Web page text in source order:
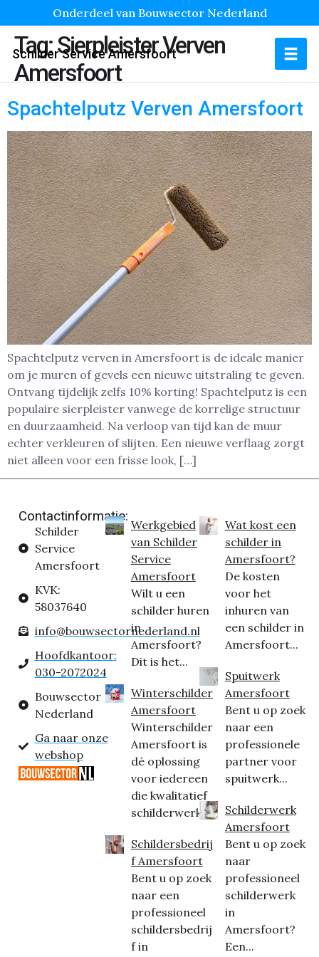
Onderdeel van Bouwsector Nederland
Schilder Service Amersfoort
Tag:Sierpleister Verven
Amersfoort
Spachtelputz Verven Amersfoort
Spachtelputz verven in Amersfoort is de ideale manier
om je muren of gevels een nieuwe uitstraling te geven.
Ontvang tijdelijk zelfs 10% korting! Spachtelputz is een
populaire sierpleister vanwege de korrelige structuur
en duurzaamheid. Na verloop van tijd kan de muur
echter verkleuren of slijten. Een nieuwe verflaag zorgt
niet alleen voor een frisse look, […]
Contactinformatie:
Schilder
Service
Amersfoort
KVK:
58037640
info@bouwsectornederland.nl
Hoofdkantoor:
030-2072024
Bouwsector
Nederland
Ga naar onze
webshop
Werkgebied
van Schilder
Service
Amersfoort
Wilt u een
schilder huren
in
Amersfoort?
Dit is het...
Winterschilder
Amersfoort
Winterschilder
Amersfoort is
dé oplossing
voor iedereen
die kwalitatief
schilderwerk...
Schildersbedrij
f Amersfoort
Bent u op zoek
naar een
professioneel
schildersbedrij
f in
Wat kost een
schilder in
Amersfoort?
De kosten
voor het
inhuren van
een schilder in
Amersfoort...
Spuitwerk
Amersfoort
Bent u op zoek
naar een
professionele
partner voor
spuitwerk...
Schilderwerk
Amersfoort
Bent u op zoek
naar
professioneel
schilderwerk
in
Amersfoort?
Een...